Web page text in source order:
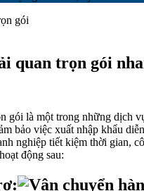
quan trọn gói
gói là một trong những dịch
bảo việc xuất nhập khẩu
nghiệp tiết kiệm thời gian,
động sau: